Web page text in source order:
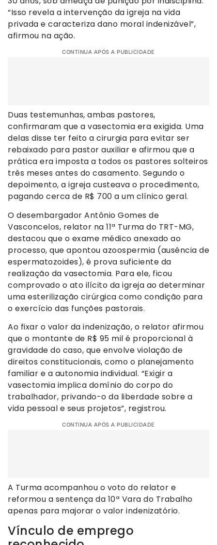
“Isso revela a intervenção da igreja na vida
privada e caracteriza dano moral indenizável”,
afirmou na ação.
CONTINUA APÓS A PUBLICIDADE
Duas testemunhas, ambas pastores,
confirmaram que a vasectomia era exigida. Uma
delas disse ter feito a cirurgia para evitar ser
rebaixado para pastor auxiliar e afirmou que a
prática era imposta a todos os pastores solteiros
três meses antes do casamento. Segundo o
depoimento, a igreja custeava o procedimento,
pagando cerca de R$ 700 a um clínico geral.
O desembargador Antônio Gomes de
Vasconcelos, relator na 11ª Turma do TRT-MG,
destacou que o exame médico anexado ao
processo, que apontou azoospermia (ausência de
espermatozoides), é prova suficiente da
realização da vasectomia. Para ele, ficou
comprovado o ato ilícito da igreja ao determinar
uma esterilização cirúrgica como condição para
o exercício das funções pastorais.
Ao fixar o valor da indenização, o relator afirmou
que o montante de R$ 95 mil é proporcional à
gravidade do caso, que envolve violação de
direitos constitucionais, como o planejamento
familiar e a autonomia individual. “Exigir a
vasectomia implica domínio do corpo do
trabalhador, privando-o da liberdade sobre a
vida pessoal e seus projetos”, registrou.
CONTINUA APÓS A PUBLICIDADE
A Turma acompanhou o voto do relator e
reformou a sentença da 10ª Vara do Trabalho
apenas para majorar o valor indenizatório.
Vínculo de emprego